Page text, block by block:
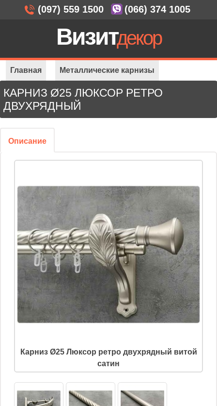
КАРНИЗ Ø25 ЛЮКСОР РЕТРО
ДВУХРЯДНЫЙ
Описание
Карниз Ø25 Люксор ретро двухрядный витой
сатин
Главная Металлические карнизы
Карнизы Ø 25 мм Ø25 Люксор ретро 2-ряда
(097) 559 1500 (066) 374 1005
Визитдекор